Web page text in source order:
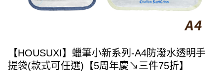
【HOUSUXI】蠟筆小新系列-A4防潑水透明手
提袋(款式可任選)【5周年慶↘三件75折】